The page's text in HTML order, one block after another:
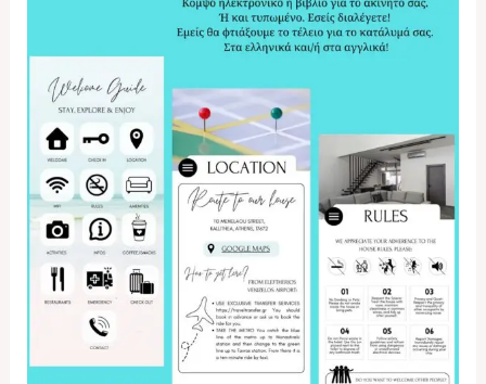
Κινητό
Ψηφιακός
Οδηγός
στα
Αγγλικά
ποσότητα